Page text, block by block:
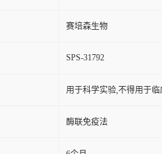
赛培森生物
SPS-31792
用于科学实验,不得用于临
酶联免疫法